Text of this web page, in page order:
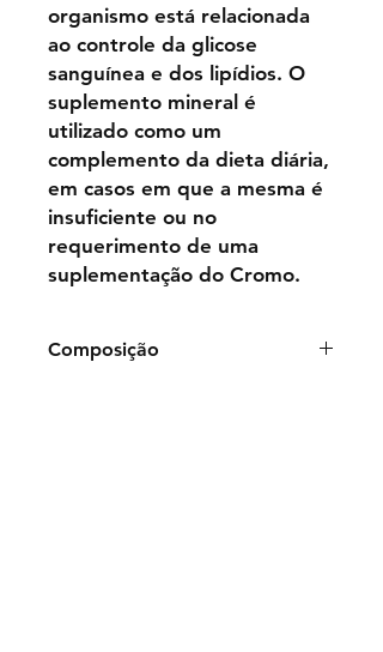
organismo está relacionada
ao controle da glicose
sanguínea e dos lipídios. O
suplemento mineral é
utilizado como um
complemento da dieta diária,
em casos em que a mesma é
insuficiente ou no
requerimento de uma
suplementação do Cromo.
Composição